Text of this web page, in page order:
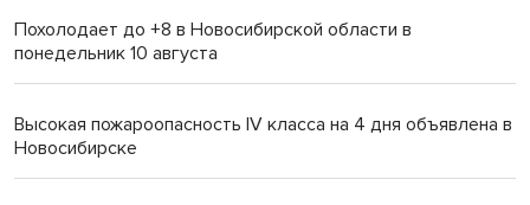
Похолодает до +8 в Новосибирской области в
понедельник 10 августа
Высокая пожароопасность IV класса на 4 дня объявлена в
Новосибирске